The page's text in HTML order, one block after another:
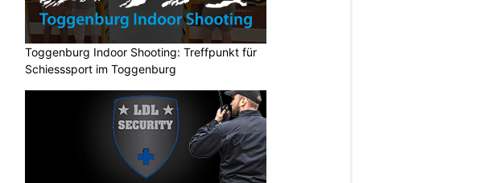
Toggenburg Indoor Shooting: Treffpunkt für
Schiesssport im Toggenburg